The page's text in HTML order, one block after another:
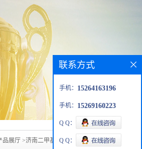
品展厅 >济南二甲基亚砜现货
联系方式
手机： 15264163196
手机： 15269160223
Q Q：
Q Q：